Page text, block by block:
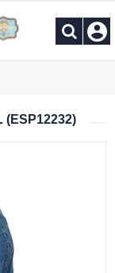
(ESP12232)